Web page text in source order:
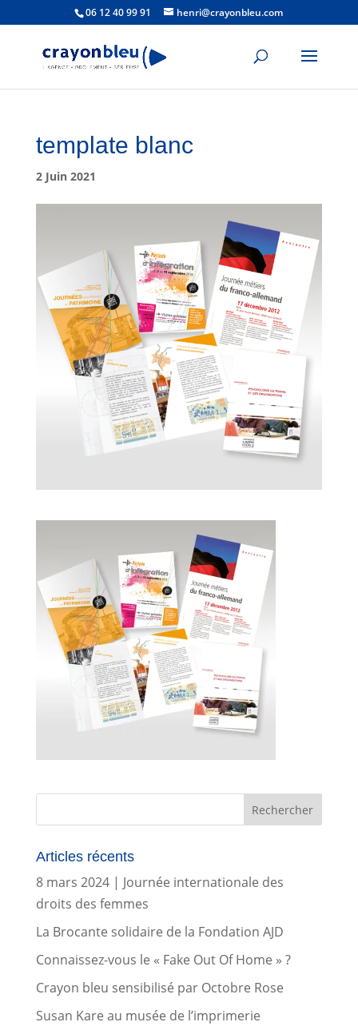
06 12 40 99 91 henri@crayonbleu.com
template blanc
2 Juin 2021
Articles récents
8 mars 2024 | Journée internationale des
droits des femmes
La Brocante solidaire de la Fondation AJD
Connaissez-vous le « Fake Out Of Home » ?
Crayon bleu sensibilisé par Octobre Rose
Susan Kare au musée de l’imprimerie